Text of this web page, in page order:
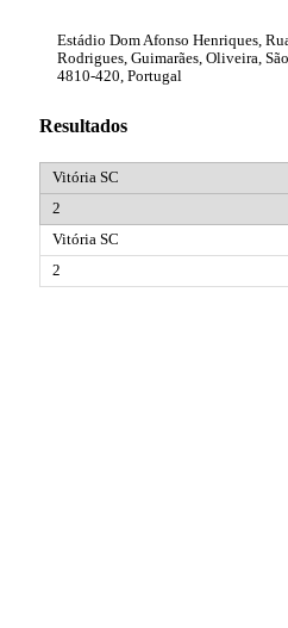
Estádio Dom Afonso Henriques,
Rodrigues, Guimarães, Oliveira,
4810-420, Portugal
Resultados